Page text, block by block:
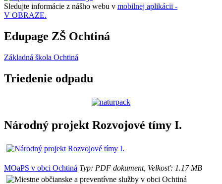
Sledujte informácie z nášho webu v mobilnej aplikácii -
V OBRAZE.
Edupage ZŠ Ochtiná
Základná škola Ochtiná
Triedenie odpadu
Národný projekt Rozvojové tímy I.
MOaPS v obci Ochtiná Typ: PDF dokument, Velkosť: 1.17 MB